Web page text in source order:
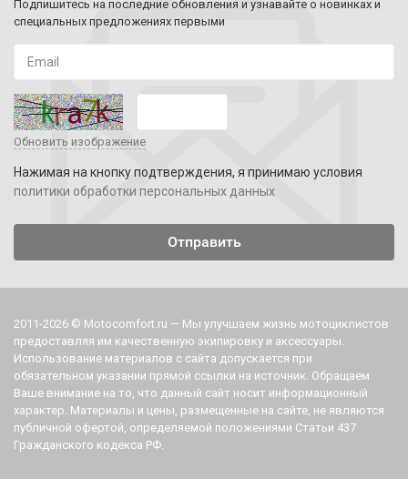
Подпишитесь на последние обновления и узнавайте о новинках и
специальных предложениях первыми
Обновить изображение
Нажимая на кнопку подтверждения, я принимаю условия
политики обработки персональных данных
2011-2026 © Motocomfort.ru — Мы улучшаем жизнь мотоциклистов
предоставляя им качественную экипировку и аксессуары.
Использование материалов с сайта допускается при
обязательном указании прямой ссылки на источник. Обращаем
Ваше внимание на то, что данный сайт носит информационный
характер. Материалы и цены, размещенные на сайте, не являются
публичной офертой, определяемой положениями Статьи 437
Гражданского кодекса РФ.